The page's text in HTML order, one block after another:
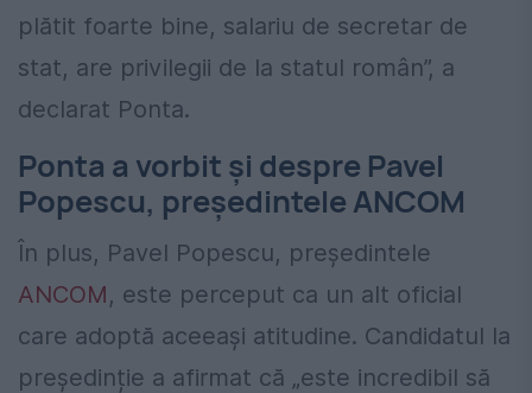
plătit foarte bine, salariu de secretar de
stat, are privilegii de la statul român”, a
declarat Ponta.
Ponta a vorbit și despre Pavel
Popescu, președintele ANCOM
În plus, Pavel Popescu, președintele
ANCOM, este perceput ca un alt oficial
care adoptă aceeași atitudine. Candidatul la
președinție a afirmat că „este incredibil să